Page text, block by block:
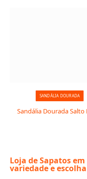
SANDÁLIA DOURADA
Sandália Dourada Salto
Loja de Sapatos
variedade e